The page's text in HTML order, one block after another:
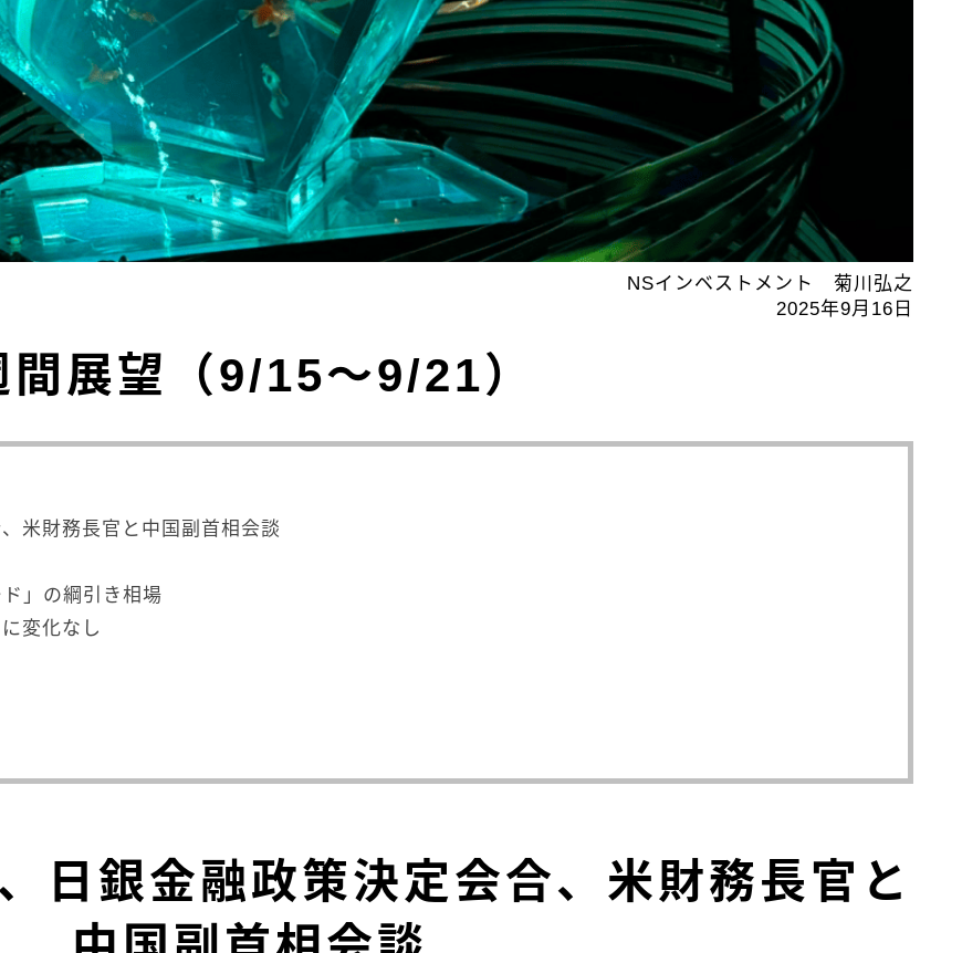
NSインベストメント 菊川弘之
2025年9月16日
間展望（9/15～9/21）
米財務長官と中国副首相会談
」の綱引き相場
変化なし
日銀金融政策決定会合、米財務長官と